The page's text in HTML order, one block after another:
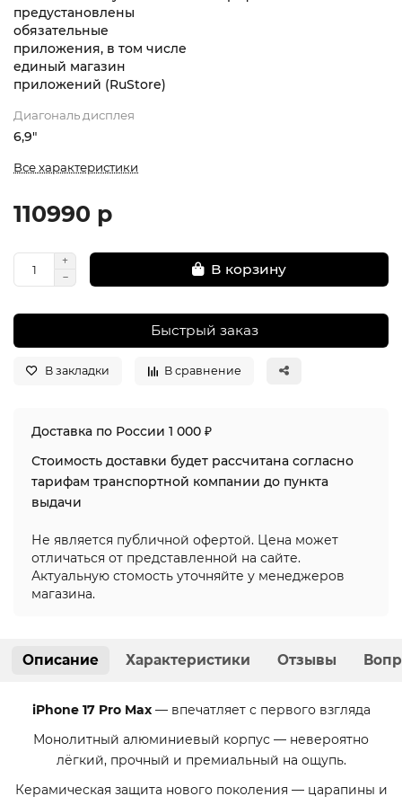
предустановлены
обязательные
приложения, в том числе
единый магазин
приложений (RuStore)
Диагональ дисплея
6,9"
Все характеристики
110990 р
В корзину
Быстрый заказ
В закладки В сравнение
Доставка по России 1 000 ₽
Стоимость доставки будет рассчитана согласно
тарифам транспортной компании до пункта
выдачи
Не является публичной офертой. Цена может
отличаться от представленной на сайте.
Актуальную стомость уточняйте у менеджеров
магазина.
Описание Характеристики Отзывы
iPhone 17 Pro Max— впечатляет с первого взгляда
Монолитный алюминиевый корпус — невероятно
лёгкий, прочный и премиальный на ощупь.
Керамическая защита нового поколения — царапины и